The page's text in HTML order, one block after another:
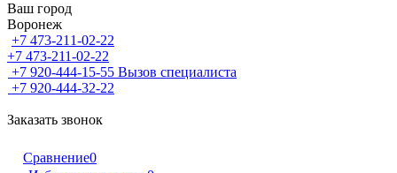
Ваш город
Воронеж
+7 473-211-02-22
+7 473-211-02-22
+7 920-444-15-55 Вызов специалиста
+7 920-444-32-22
Заказать звонок
Сравнение0